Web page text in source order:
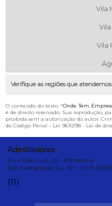
Vila
Vila
Verifique as regiões que atendemos
O conteúdo do texto "Onde Tem
é de direito reservado. Sua reprodução,
proibida sem a autorização do autor.
do Código Penal – Lei 9610/98 - Lei de
Adestradores
Rua João Luís, 22 - Barcelona
São Caetano do Sul-SP - CEP:
(11)